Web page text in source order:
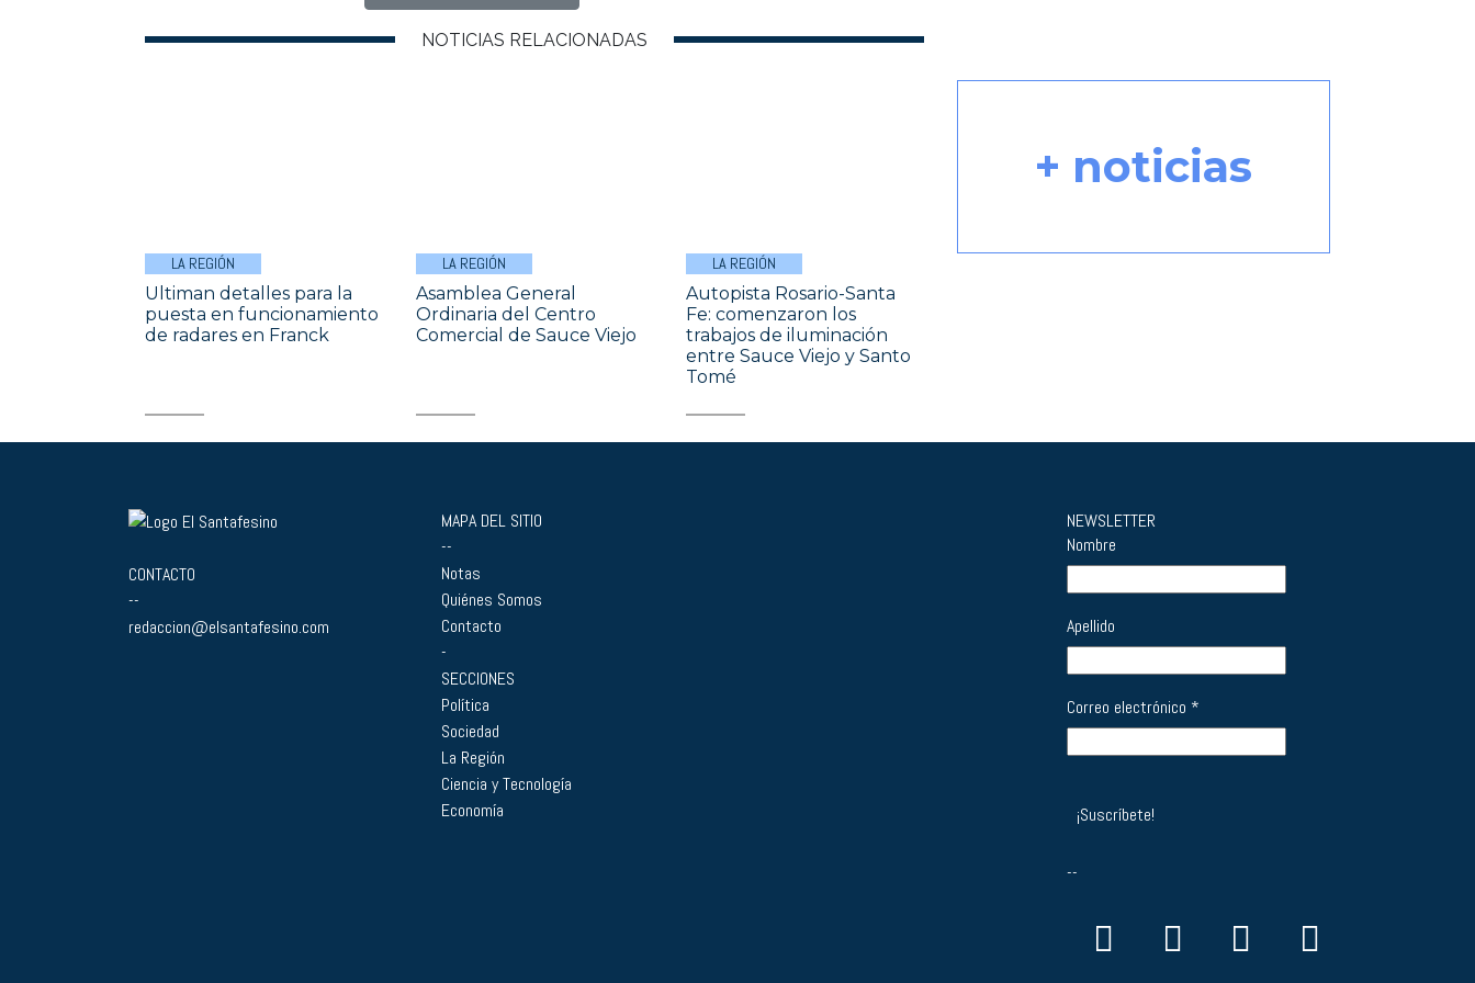
NOTICIAS RELACIONADAS
LA REGIÓN
Ultiman detalles para la
puesta en funcionamiento
de radares en Franck
LA REGIÓN
Asamblea General
Ordinaria del Centro
Comercial de Sauce Viejo
LA REGIÓN
Autopista Rosario-Santa
Fe: comenzaron los
trabajos de iluminación
entre Sauce Viejo y Santo
Tomé
+ noticias
CONTACTO
--
redaccion@elsantafesino.com
MAPA DEL SITIO
--
Notas
Quiénes Somos
Contacto
-
SECCIONES
Política
Sociedad
La Región
Ciencia y Tecnología
Economía
NEWSLETTER
Nombre
Apellido
Correo electrónico *
--